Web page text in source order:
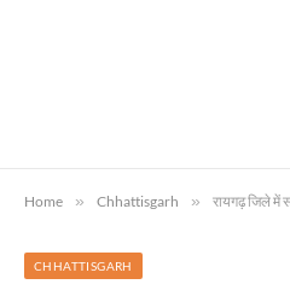
Home » Chhattisgarh » रायगढ़ जिले में
CHHATTISGARH